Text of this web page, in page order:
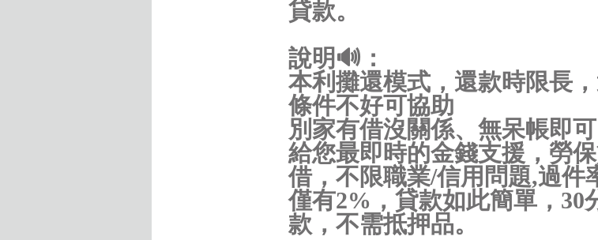
貸款。
說明🔊：
本利攤還模式，還款時限長
條件不好可協助
別家有借沒關係、無呆帳即可
給您最即時的金錢支援，勞
借，不限職業/信用問題,過件
僅有2%，貸款如此簡單，30
款，不需抵押品。